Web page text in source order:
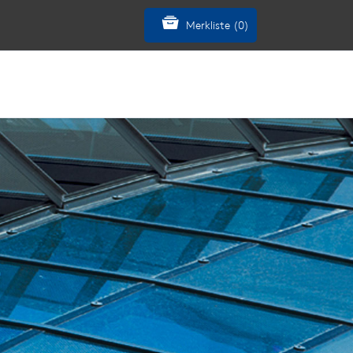
Merkliste (0)